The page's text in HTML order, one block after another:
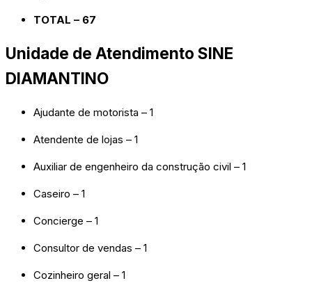
TOTAL – 67
Unidade de Atendimento SINE
DIAMANTINO
Ajudante de motorista – 1
Atendente de lojas – 1
Auxiliar de engenheiro da construção civil – 1
Caseiro – 1
Concierge – 1
Consultor de vendas – 1
Cozinheiro geral – 1